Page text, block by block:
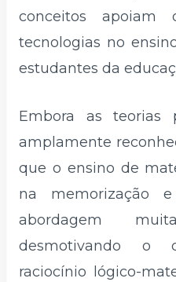
conceitos
tecnologias no
estudantes da
Embora as teorias
amplamente
que o ensino de
na memorização
abordagem
desmotivando o
raciocínio lógico-